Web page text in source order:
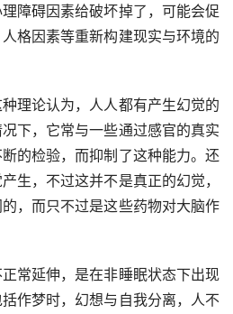
障碍因素给破坏掉了，可能会促
格因素等重新构建现实与环境的
理论认为，人人都有产生幻觉的
下，它常与一些通过感官的真实
的检验，而抑制了这种能力。还
生，不过这并不是真正的幻觉，
，而只不过是这些药物对大脑作
常延伸，是在非睡眠状态下出现
作梦时，幻想与自我分离，人不